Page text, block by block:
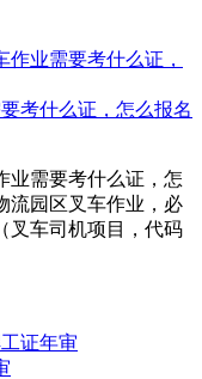
考什么证，怎么报名
业需要考什么证，怎
流园区叉车作业，‌必
叉车司机项目，代码